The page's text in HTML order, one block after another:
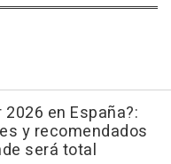
en España?:
y recomendados
será total